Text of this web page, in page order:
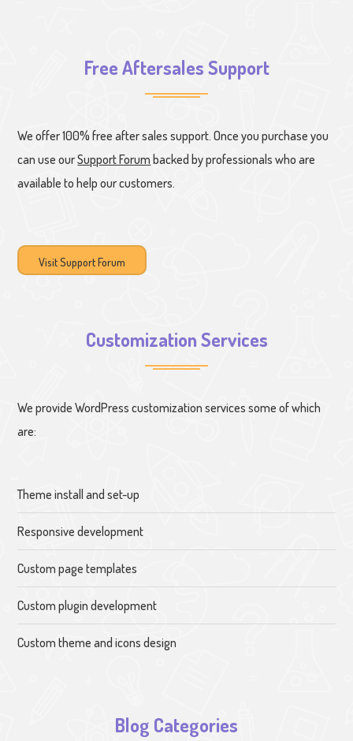
Free Aftersales Support
We offer 100% free after sales support. Once you purchase you
can use ourSupport Forum backed by professionals who are
available to help our customers.
Visit Support Forum
Customization Services
We provide WordPress customization services some of which
are:
Theme install and set-up
Responsive development
Custom page templates
Custom plugin development
Custom theme and icons design
Blog Categories